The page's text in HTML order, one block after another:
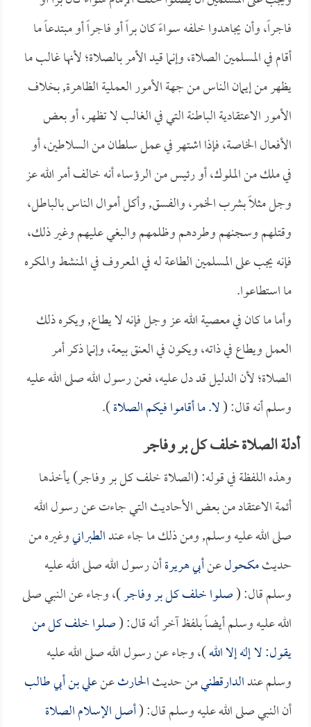
فاجراً، وأن يجاهدوا خلفه سواءً كان براً أو فاجراً أو مبتدعاً ما
أقام في المسلمين الصلاة، وإنما قيد الأمر بالصلاة؛ لأنها غالب ما
يظهر من إيمان الناس من جهة الأمور العملية الظاهرة, بخلاف
الأمور الاعتقادية الباطنة التي في الغالب لا تظهر، أو بعض
الأفعال الخاصة، فإذا اشتهر في عمل سلطان من السلاطين، أو
في ملك من الملوك، أو رئيس من الرؤساء أنه خالف أمر الله عز
وجل مثلاً بشرب الخمر، والفسق, وأكل أموال الناس بالباطل،
وقتلهم وسجنهم وطردهم وظلمهم والبغي عليهم وغير ذلك،
فإنه يجب على المسلمين الطاعة له في المعروف في المنشط والمكره
ما استطاعوا.
وأما ما كان في معصية الله عز وجل فإنه لا يطاع, ويكره ذلك
العمل ويطاع في ذاته، ويكون في العنق بيعة، وإنما ذكر أمر
الصلاة؛ لأن الدليل قد دل عليه، فعن رسول الله صلى الله عليه
وسلم أنه قال: (لا. ما أقاموا فيكم الصلاة).
أدلة الصلاة خلف كل بر وفاجر
وهذه اللفظة في قوله: (الصلاة خلف كل بر وفاجر) يأخذها
أئمة الاعتقاد من بعض الأحاديث التي جاءت عن رسول الله
صلى الله عليه وسلم, ومن ذلك ما جاء عندالطبرانيوغيره من
حديثمكحولعنأبي هريرةأن رسول الله صلى الله عليه
وسلم قال: (صلوا خلف كل بر وفاجر)، وجاء عن النبي صلى
الله عليه وسلم أيضاً بلفظ آخر أنه قال: (صلوا خلف كل من
يقول: لا إله إلا الله)، وجاء عن رسول الله صلى الله عليه
وسلم عندالدارقطنيمن حديثالحارثعنعلي بن أبي طالب
أن النبي صلى الله عليه وسلم قال: (أصل الإسلام الصلاة